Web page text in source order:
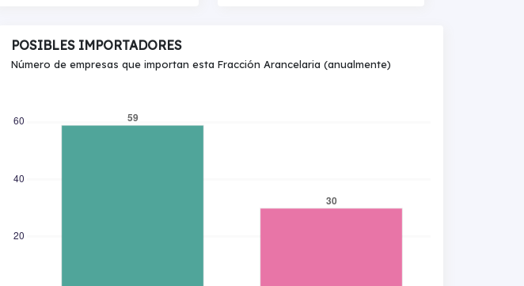
POSIBLES IMPORTADORES
Número de empresas que importan esta Fracción Arancelaria (anualmente)